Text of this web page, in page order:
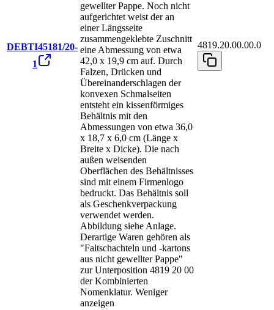
DEBTI45181/20-
1
gewellter Pappe. Noch nicht
aufgerichtet weist der an
einer Längsseite
zusammengeklebte Zuschnitt
eine Abmessung von etwa
42,0 x 19,9 cm auf. Durch
Falzen, Drücken und
Übereinanderschlagen der
konvexen Schmalseiten
entsteht ein kissenförmiges
Behältnis mit den
Abmessungen von etwa 36,0
x 18,7 x 6,0 cm (Länge x
Breite x Dicke). Die nach
außen weisenden
Oberflächen des Behältnisses
sind mit einem Firmenlogo
bedruckt. Das Behältnis soll
als Geschenkverpackung
verwendet werden.
Abbildung siehe Anlage.
Derartige Waren gehören als
"Faltschachteln und -kartons
aus nicht gewellter Pappe"
zur Unterposition 4819 20 00
der Kombinierten
Nomenklatur. Weniger
anzeigen
4819.20.00.00.0